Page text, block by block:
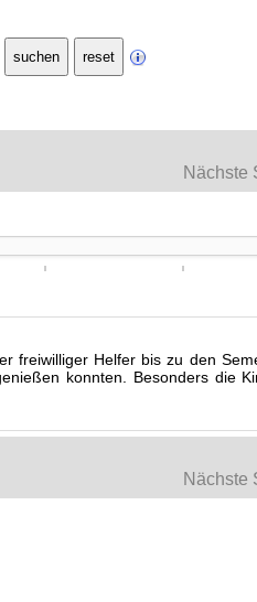
Nächste
freiwilliger Helfer bis zu den
konnten. Besonders die
Nächste